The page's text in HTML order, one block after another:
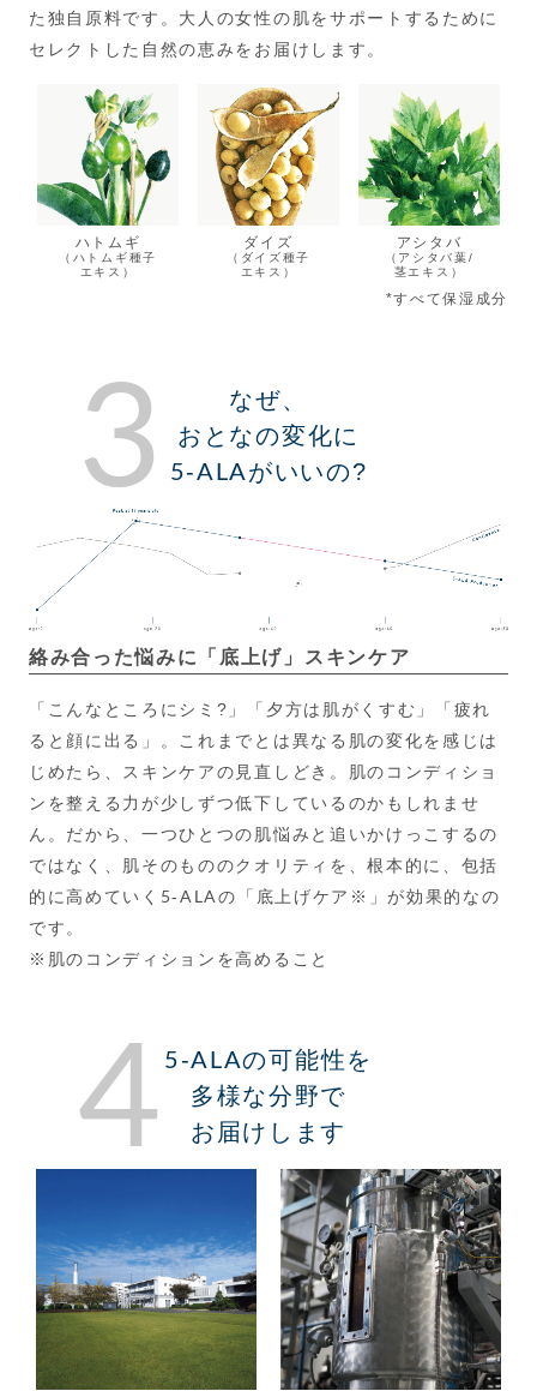
た独自原料です。大人の女性の肌をサポートするために
セレクトした自然の恵みをお届けします。
ハトムギ
（ハトムギ種子
エキス）
ダイズ
（ダイズ種子
エキス）
アシタバ
（アシタバ葉/
茎エキス）
*すべて保湿成分
3
なぜ、
おとなの変化に
5-ALAがいいの?
絡み合った悩みに「底上げ」スキンケア
「こんなところにシミ?」「夕方は肌がくすむ」「疲れ
ると顔に出る」。これまでとは異なる肌の変化を感じは
じめたら、スキンケアの見直しどき。肌のコンディショ
ンを整える力が少しずつ低下しているのかもしれませ
ん。だから、一つひとつの肌悩みと追いかけっこするの
ではなく、肌そのもののクオリティを、根本的に、包括
的に高めていく5-ALAの「底上げケア※」が効果的なの
です。
※肌のコンディションを高めること
4 5-ALAの可能性を
多様な分野で
お届けします